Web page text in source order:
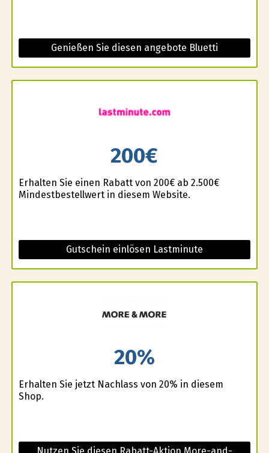
Genießen Sie diesen angebote Bluetti
200€
Erhalten Sie einen Rabatt von 200€ ab 2.500€
Mindestbestellwert in diesem Website.
Gutschein einlösen Lastminute
20%
Erhalten Sie jetzt Nachlass von 20% in diesem
Shop.
Nutzen Sie diesen Rabatt-Aktion More-and-